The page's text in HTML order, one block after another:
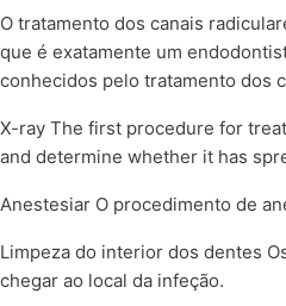
O tratamento dos canais
que é exatamente um
conhecidos pelo tratamento dos
X-ray The first procedure for
and determine whether it has
Anestesiar O procedimento de
Limpeza do interior dos dentes
chegar ao local da infeção.